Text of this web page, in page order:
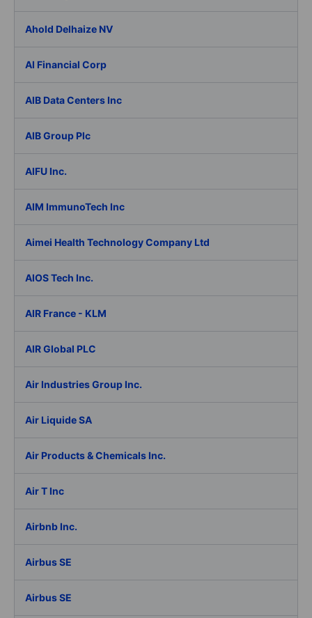
Ahold Delhaize NV
AI Financial Corp
AIB Data Centers Inc
AIB Group Plc
AIFU Inc.
AIM ImmunoTech Inc
Aimei Health Technology Company Ltd
AIOS Tech Inc.
AIR France - KLM
AIR Global PLC
Air Industries Group Inc.
Air Liquide SA
Air Products & Chemicals Inc.
Air T Inc
Airbnb Inc.
Airbus SE
Airbus SE